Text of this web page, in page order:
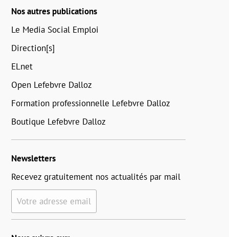
Nos autres publications
Le Media Social Emploi
Direction[s]
ELnet
Open Lefebvre Dalloz
Formation professionnelle Lefebvre Dalloz
Boutique Lefebvre Dalloz
Newsletters
Recevez gratuitement nos actualités par mail
Votre adresse email